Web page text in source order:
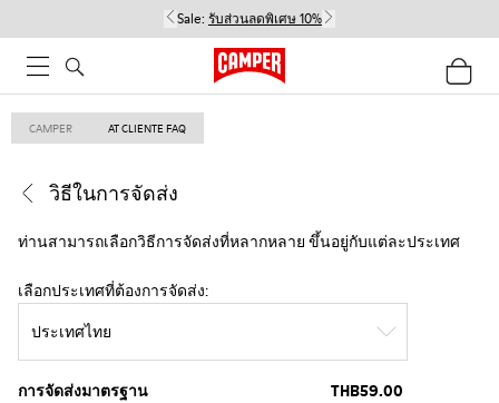
Sale: รับส่วนลดพิเศษ 10%
CAMPER AT CLIENTE FAQ
วิธีในการจัดส่ง
ท่านสามารถเลือกวิธีการจัดส่งที่หลากหลาย ขึ้นอยู่กับแต่ละประเทศ
เลือกประเทศที่ต้องการจัดส่ง:
ประเทศไทย
การจัดส่งมาตรฐาน
THB59.00